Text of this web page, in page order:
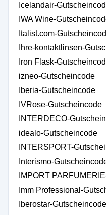
Icelandair-
IWA Wine-
Italist.com-
Ihre-kontaktlinsen-
Iron Flask-
izneo-Gutscheincode
Iberia-Gutscheincode
IVRose-Gutscheincode
INTERDECO-
idealo-Gutscheincode
INTERSPORT-
Interismo-
IMPORT
Imm Professional-
Iberostar-Gutscheincode